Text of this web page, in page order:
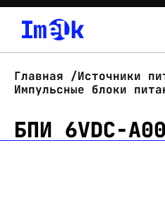
О
Главная
Источники
Импульсные блоки
БПИ 6VDC-